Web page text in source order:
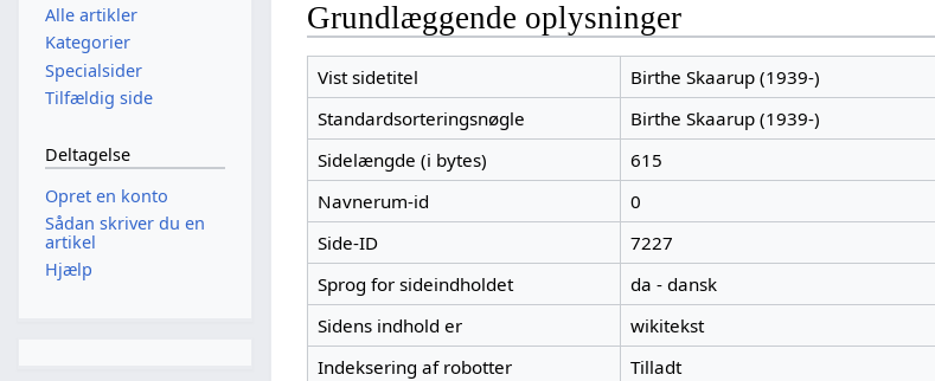
Grundlæggende oplysninger
Vist sidetitel
Birthe Skaarup (1939-)
Standardsorteringsnøgle
Birthe Skaarup (1939-)
Sidelængde (i bytes)
615
Navnerum-id
0
Side-ID
7227
Sprog for sideindholdet
da - dansk
Sidens indhold er
wikitekst
Indeksering af robotter
Tilladt
Alle artikler
Kategorier
Specialsider
Tilfældig side
Deltagelse
Opret en konto
Sådan skriver du en
artikel
Hjælp